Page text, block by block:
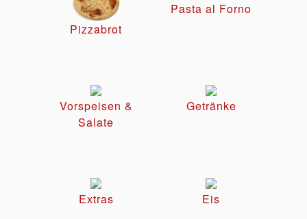
Pizzabrot
Pasta al Forno
Vorspeisen &
Salate
Getränke
Extras Eis